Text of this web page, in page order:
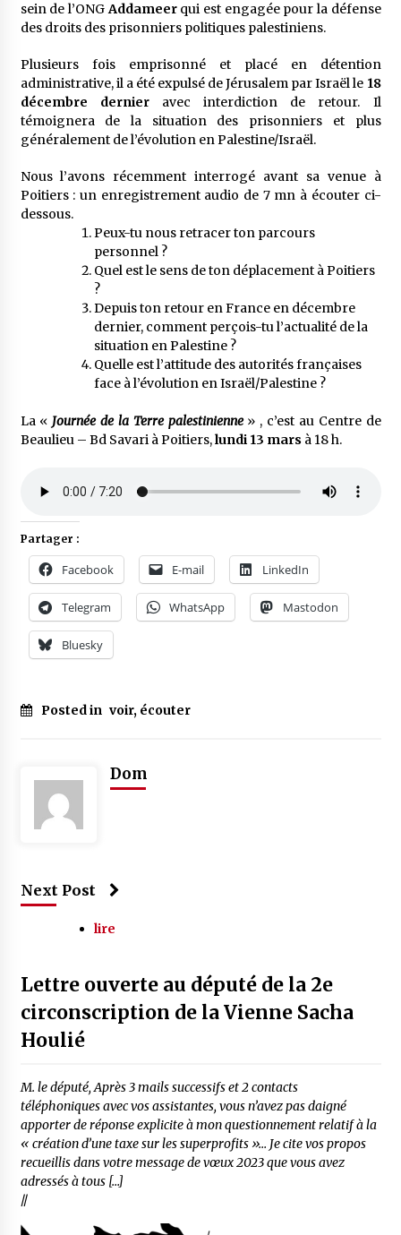
sein de l’ONGAddameerqui est engagée pour la défense
des droits des prisonniers politiques palestiniens.
Plusieurs fois emprisonné et placé en détention
administrative, il a été expulsé de Jérusalem par Israël le 18
décembre dernieravec interdiction de retour. Il
témoignera de la situation des prisonniers et plus
généralement de l’évolution en Palestine/Israël.
Nous l’avons récemment interrogé avant sa venue à
Poitiers : un enregistrement audio de 7 mn à écouter ci-
dessous.
Peux-tu nous retracer ton parcours
personnel ?
Quel est le sens de ton déplacement à Poitiers
?
Depuis ton retour en France en décembre
dernier, comment perçois-tu l’actualité de la
situation en Palestine ?
Quelle est l’attitude des autorités françaises
face à l’évolution en Israël/Palestine ?
La « Journée de la Terre palestinienne» , c’est au Centre de
Beaulieu – Bd Savari à Poitiers,lundi 13 mars à 18 h.
Partager :
Facebook E-mail LinkedIn
Telegram WhatsApp Mastodon
Bluesky
Posted in voir, écouter
Dom
Next Post
lire
Lettre ouverte au député de la 2e
circonscription de la Vienne Sacha
Houlié
M. le député, Après 3 mails successifs et 2 contacts
téléphoniques avec vos assistantes, vous n’avez pas daigné
apporter de réponse explicite à mon questionnement relatif à la
« création d’une taxe sur les superprofits »… Je cite vos propos
recueillis dans votre message de vœux 2023 que vous avez
adressés à tous […]
//